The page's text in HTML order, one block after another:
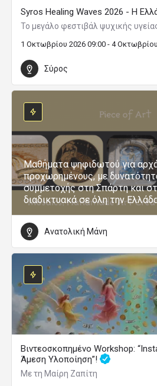
Syros Healing Waves 2026 - Η
Το μεγάλο φεστιβάλ ψυχικής
1 Οκτωβρίου 2026 09:00 - 4
Σύρος
Μαθήματα ψηφιδωτού για
προχωρημένους, με
συμμετοχής στη Σπάρτη και
διαδικτυακά σε όλη την
Ανατολική Μάνη
Βιντεοσκοπημένο Workshop:
Άμεση Υλοποίηση”!
Με τη Μαίρη Ζαπίτη